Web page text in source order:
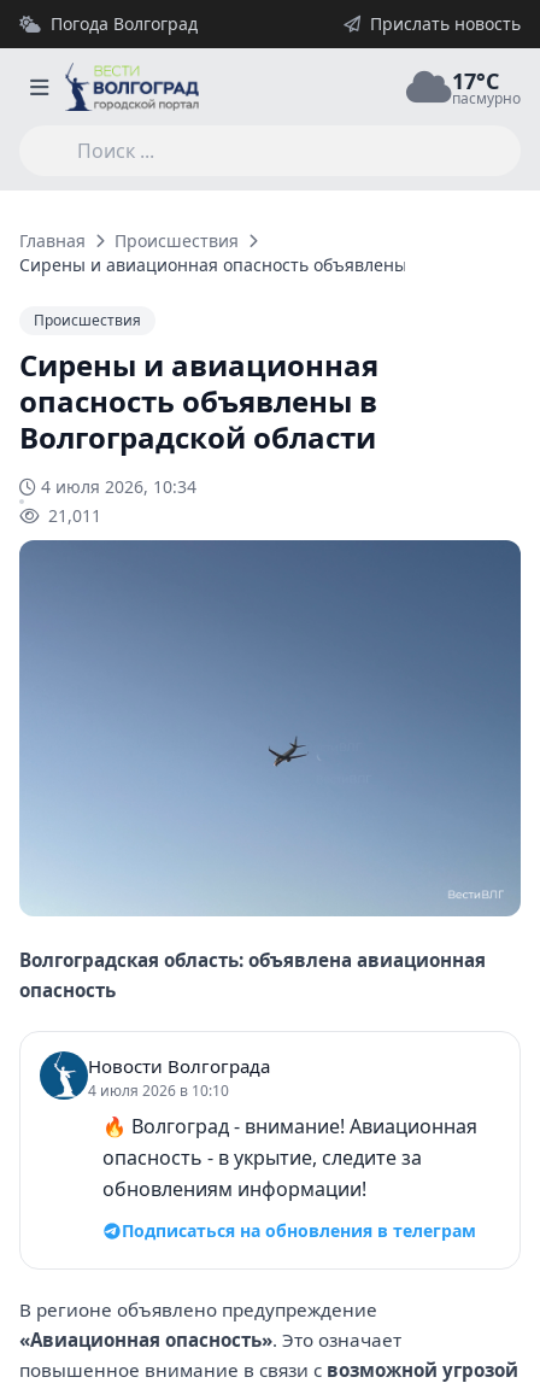
Погода Волгоград Прислать новость
17°C
пасмурно
Главная
Происшествия
Сирены и авиационная опасность объявлены в
Происшествия
Сирены и авиационная
опасность объявлены в
Волгоградской области
4 июля 2026, 10:34
21,011
Волгоградская область: объявлена авиационная
опасность
Новости Волгограда
4 июля 2026 в 10:10
🔥 Волгоград - внимание! Авиационная
опасность - в укрытие, следите за
обновлениям информации!
Подписаться на обновления в телеграм
В регионе объявлено предупреждение
«Авиационная опасность». Это означает
повышенное внимание в связи с возможной угрозой